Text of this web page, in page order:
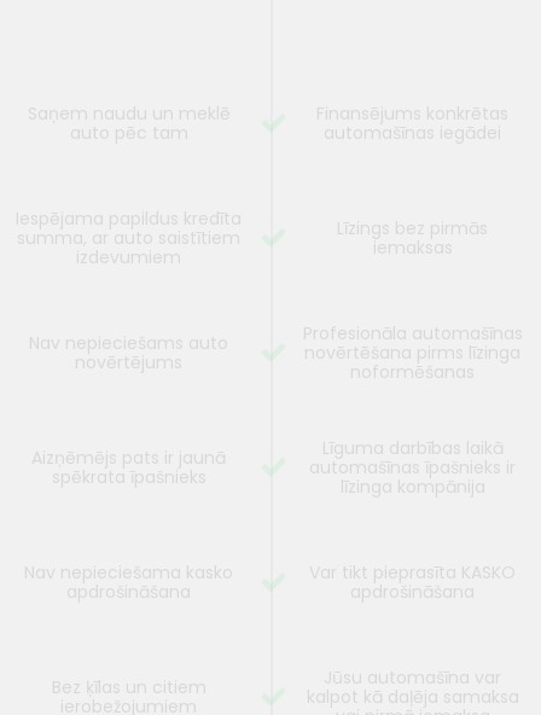
Saņem naudu un meklē
auto pēc tam
Iespējama papildus kredīta
summa, ar auto saistītiem
izdevumiem
Nav nepieciešams auto
novērtējums
Aizņēmējs pats ir jaunā
spēkrata īpašnieks
Nav nepieciešama kasko
apdrošināšana
Bez ķīlas un citiem
ierobežojumiem
Finansējums konkrētas
automašīnas iegādei
Līzings bez pirmās
iemaksas
Profesionāla automašīnas
novērtēšana pirms līzinga
noformēšanas
Līguma darbības laikā
automašīnas īpašnieks ir
līzinga kompānija
Var tikt pieprasīta KASKO
apdrošināšana
Jūsu automašīna var
kalpot kā daļēja samaksa